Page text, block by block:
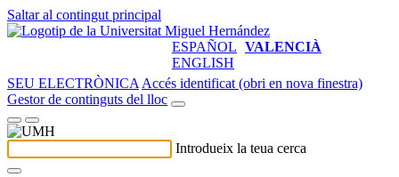
Saltar al contingut principal
ESPAÑOL VALENCIÀ
ENGLISH
SEU ELECTRÒNICA Accés identificat (obri en nova finestra)
Gestor de continguts del lloc
Introdueix la teua cerca